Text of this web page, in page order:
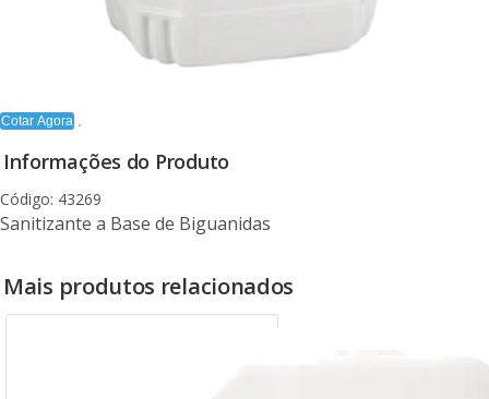
Cotar Agora
Informações do Produto
Código: 43269
Sanitizante a Base de Biguanidas
Mais produtos relacionados